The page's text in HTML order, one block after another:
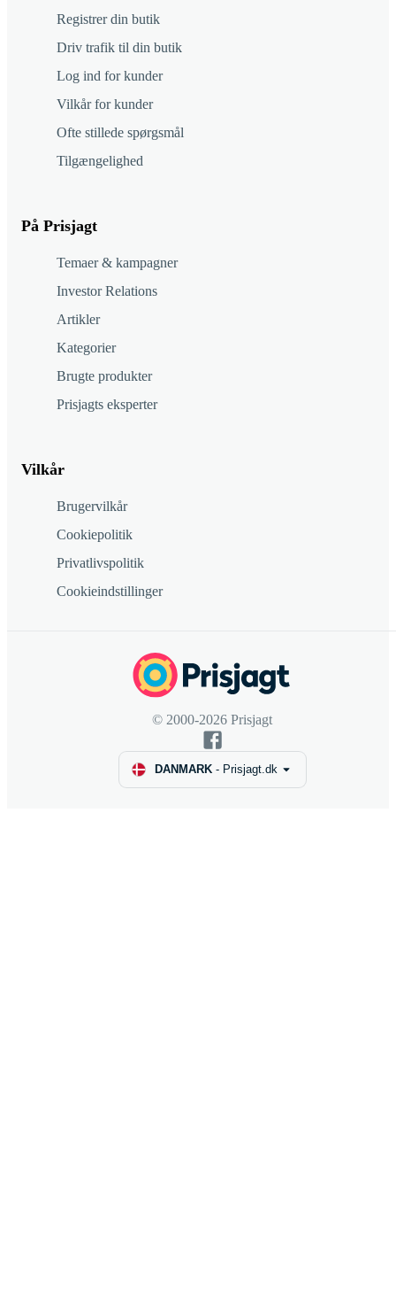
Registrer din butik
Driv trafik til din butik
Log ind for kunder
Vilkår for kunder
Ofte stillede spørgsmål
Tilgængelighed
På Prisjagt
Temaer & kampagner
Investor Relations
Artikler
Kategorier
Brugte produkter
Prisjagts eksperter
Vilkår
Brugervilkår
Cookiepolitik
Privatlivspolitik
Cookieindstillinger
© 2000-2026 Prisjagt
DANMARK- Prisjagt.dk